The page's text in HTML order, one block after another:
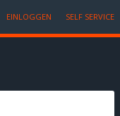
EINLOGGEN SELF SERVICE